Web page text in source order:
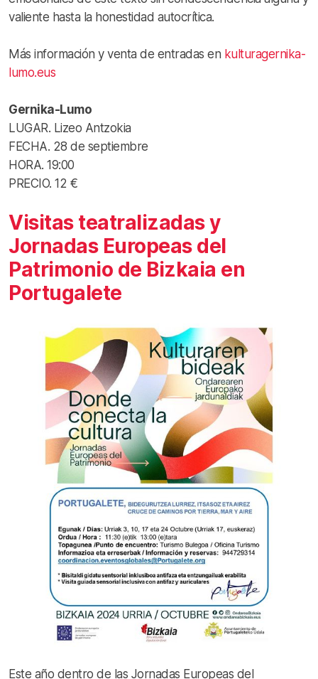
valiente hasta la honestidad autocrítica.
Más información y venta de entradas en kulturagernika-
lumo.eus
Gernika-Lumo
LUGAR. Lizeo Antzokia
FECHA. 28 de septiembre
HORA. 19:00
PRECIO. 12 €
Visitas teatralizadas y
Jornadas Europeas del
Patrimonio de Bizkaia en
Portugalete
Este año dentro de las Jornadas Europeas del